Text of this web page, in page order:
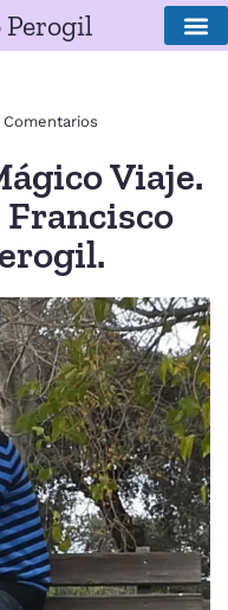
Comentarios
Viaje.